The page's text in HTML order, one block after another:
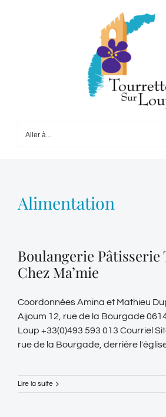
Aller à...
Alimentation
Boulangerie
Chez Ma’mie
Coordonnées Amina et Mathieu
Ajjoum 12, rue de la Bourgade
Loup +33(0)493 593 013 Courriel
rue de la Bourgade, derrière l'église
Lire la suite